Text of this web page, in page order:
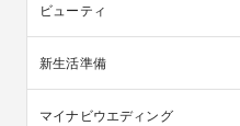
ビューティ
新生活準備
マイナビウエディング